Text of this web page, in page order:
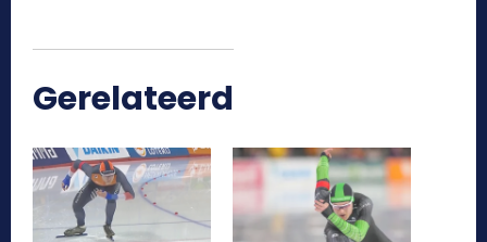
Gerelateerd